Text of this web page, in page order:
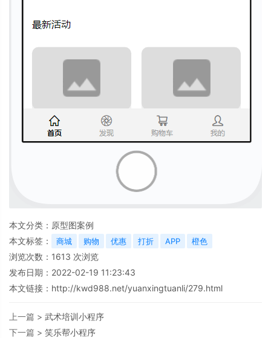
本文分类： 原型图案例
本文标签：
商城 购物 优惠 打折 APP 橙色
浏览次数： 1613 次浏览
发布日期：2022-02-19 11:23:43
本文链接： http://kwd988.net/yuanxingtuanli/279.html
上一篇 > 武术培训小程序
下一篇 > 笑乐帮小程序